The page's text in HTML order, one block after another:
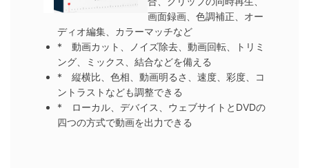
画面録画、色調補正、オー
ディオ編集、カラーマッチなど
* 動画カット、ノイズ除去、動画回転、トリミ
ング、ミックス、結合などを備える
* 縦横比、色相、動画明るさ、速度、彩度、コ
ントラストなども調整できる
* ローカル、デバイス、ウェブサイトとDVDの
四つの方式で動画を出力できる